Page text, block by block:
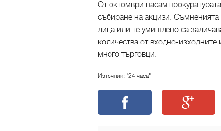
От октомври насам
събиране на акцизи.
лица или те умишлено са
количества от входно-
много търговци.
Източник: "24 часа"